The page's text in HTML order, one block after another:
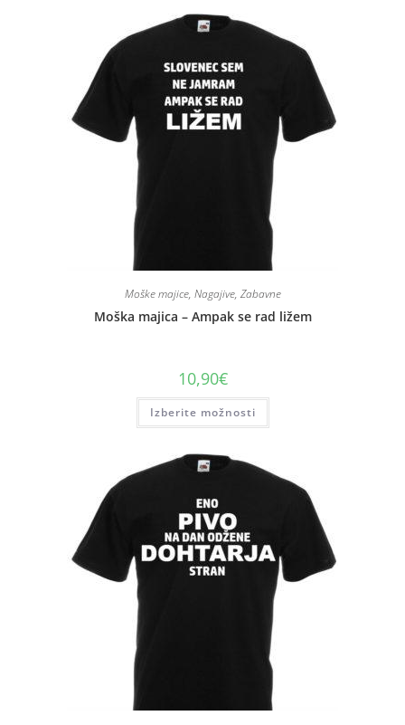
Moške majice, Nagajive, Zabavne
Moška majica – Ampak se rad ližem
10,90€
Izberite možnosti